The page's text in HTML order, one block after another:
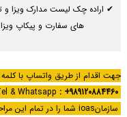
✔ اراده چک لیست مدارک ویزا و
های سفارت و پیکاپ ویزا
جهت اقدام از طریق واتساپ با
Tel & Whatsapp
: +989120884460
سازمانioas شما را در تمام این مراحل همراهی می نمائید.